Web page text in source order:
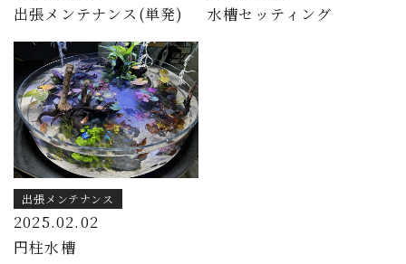
出張メンテナンス(単発) 水槽セッティング
2025.02.02
出張メンテナンス
円柱水槽